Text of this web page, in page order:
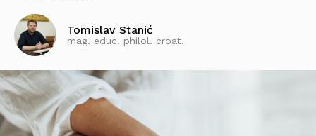
Tomislav Stanić
mag. educ. philol. croat.